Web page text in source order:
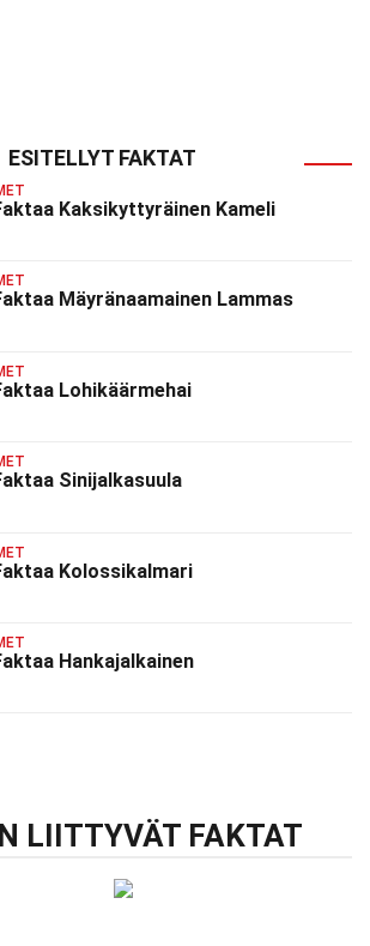
ESITELLYT FAKTAT
Kaksikyttyräinen Kameli
Mäyränaamainen Lammas
Lohikäärmehai
Sinijalkasuula
Kolossikalmari
Hankajalkainen
LIITTYVÄT FAKTAT